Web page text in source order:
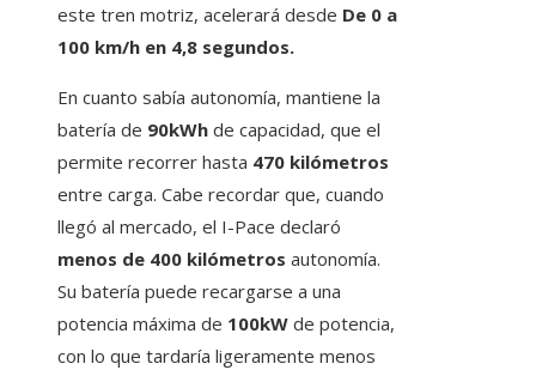
este tren motriz, acelerará desde De 0 a
100 km/h en 4,8 segundos.
En cuanto sabía autonomía, mantiene la
batería de 90kWh de capacidad, que el
permite recorrer hasta 470 kilómetros
entre carga. Cabe recordar que, cuando
llegó al mercado, el I-Pace declaró
menos de 400 kilómetros autonomía.
Su batería puede recargarse a una
potencia máxima de 100kW de potencia,
con lo que tardaría ligeramente menos